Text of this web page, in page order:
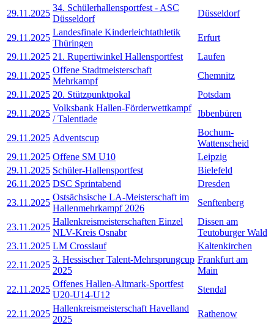
29.11.2025
34. Schülerhallensportfest - ASC
Düsseldorf
Düsseldorf
29.11.2025
Landesfinale Kinderleichtathletik
Thüringen
Erfurt
29.11.2025 21. Rupertiwinkel Hallensportfest
Laufen
29.11.2025
Offene Stadtmeisterschaft
Mehrkampf
Chemnitz
29.11.2025 20. Stützpunktpokal
Potsdam
29.11.2025
Volksbank Hallen-Förderwettkampf
/ Talentiade
Ibbenbüren
29.11.2025 Adventscup
Bochum-
Wattenscheid
29.11.2025 Offene SM U10
Leipzig
29.11.2025 Schüler-Hallensportfest
Bielefeld
26.11.2025 DSC Sprintabend
Dresden
23.11.2025
Ostsächsische LA-Meisterschaft im
Hallenmehrkampf 2026
Senftenberg
23.11.2025
Hallenkreismeisterschaften Einzel
NLV-Kreis Osnabr
Dissen am
Teutoburger Wald
23.11.2025 LM Crosslauf
Kaltenkirchen
22.11.2025
3. Hessischer Talent-Mehrsprungcup
2025
Frankfurt am
Main
22.11.2025
Offenes Hallen-Altmark-Sportfest
U20-U14-U12
Stendal
22.11.2025
Hallenkreismeisterschaft Havelland
2025
Rathenow